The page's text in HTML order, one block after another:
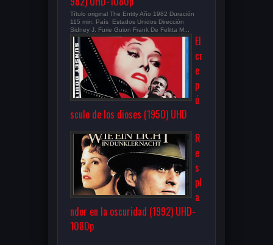
Título original The Entity Año 1982 Duración
115 min. País Estados Unidos Dirección
Sidney J. Furie Guion Frank De Felitta M...
El
cr
e
p
ú
sculo de los dioses (1950) UHD
R
e
s
pl
a
ndor en la oscuridad (1992) UHD-
1080p